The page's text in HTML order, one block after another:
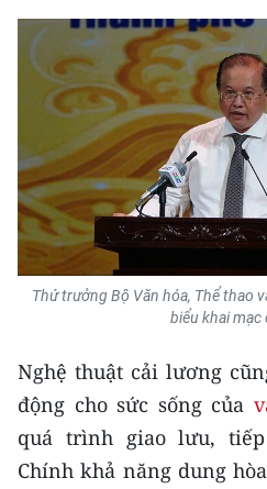
Media Pháp luật
Media Du lịch
Media Thế giới
Media Thể thao
Media Giáo dục
Media Y tế
Media Khoa học - Công
Media Môi trường
Ảnh
Infographic
Thứ trưởng Bộ Văn hóa, Thể thao
biểu khai mạc
Nghệ thuật cải lương
động cho sức sống của
quá trình giao lưu,
Chính khả năng dung